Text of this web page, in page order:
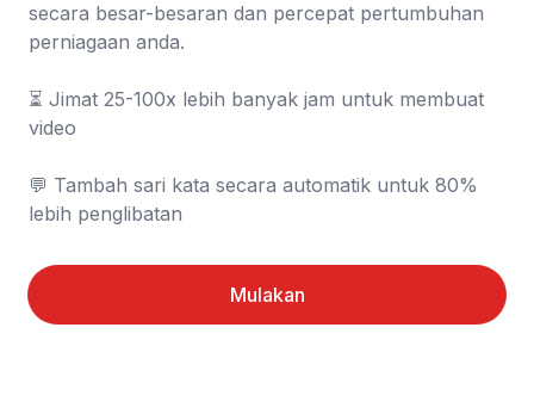
secara besar-besaran dan percepat pertumbuhan
perniagaan anda.
⏳️ Jimat 25-100x lebih banyak jam untuk membuat
video
💬 Tambah sari kata secara automatik untuk 80%
lebih penglibatan
Mulakan